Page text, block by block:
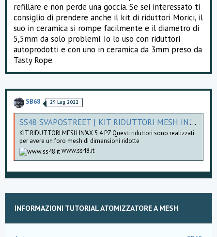
refillare e non perde una goccia. Se sei interessato ti
consiglio di prendere anche il kit di riduttori Morici, il
suo in ceramica si rompe facilmente e il diametro di
5,5mm da solo problemi. Io lo uso con riduttori
autoprodotti e con uno in ceramica da 3mm preso da
Tasty Rope.
SB68 29 Lug 2022
SS48 SVAPOSTREET | KIT RIDUTTORI MESH IN'AX 5 4 PZ
KIT RIDUTTORI MESH IN'AX 5 4 PZ Questi riduttori sono realizzati
per avere un foro mesh di dimensioni ridotte
www.ss48.it
INFORMAZIONI TUTORIAL ATOMIZZATORE A MESH